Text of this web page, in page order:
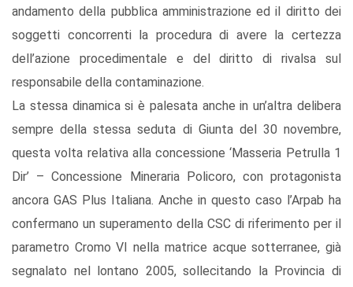
andamento della pubblica amministrazione ed il diritto dei
soggetti concorrenti la procedura di avere la certezza
dell’azione procedimentale e del diritto di rivalsa sul
responsabile della contaminazione.
La stessa dinamica si è palesata anche in un’altra delibera
sempre della stessa seduta di Giunta del 30 novembre,
questa volta relativa alla concessione ‘Masseria Petrulla 1
Dir’ – Concessione Mineraria Policoro, con protagonista
ancora GAS Plus Italiana. Anche in questo caso l’Arpab ha
confermano un superamento della CSC di riferimento per il
parametro Cromo VI nella matrice acque sotterranee, già
segnalato nel lontano 2005, sollecitando la Provincia di